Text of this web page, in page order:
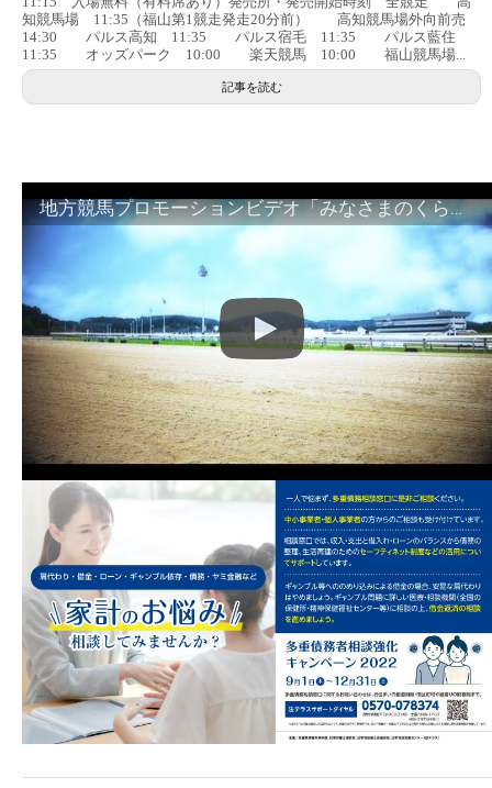
知競馬場 11:35（福山第1競走発走20分前） 高知競馬場外向前売
14:30 パルス高知 11:35 パルス宿毛 11:35 パルス藍住
11:35 オッズパーク 10:00 楽天競馬 10:00 福山競馬場...
記事を読む
地方競馬プロモーションビデオ「みなさまのくらしのために」30秒篇｜NAR公式